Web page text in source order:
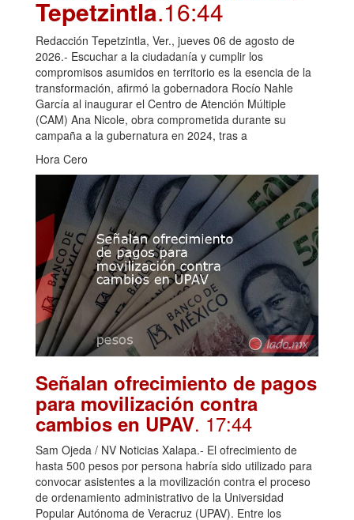
Tepetzintla.16:44
Redacción Tepetzintla, Ver., jueves 06 de agosto de
2026.- Escuchar a la ciudadanía y cumplir los
compromisos asumidos en territorio es la esencia de la
transformación, afirmó la gobernadora Rocío Nahle
García al inaugurar el Centro de Atención Múltiple
(CAM) Ana Nicole, obra comprometida durante su
campaña a la gubernatura en 2024, tras a
Hora Cero
Señalan ofrecimiento de pagos
para movilización contra
cambios en UPAV. 17:44
Sam Ojeda / NV Noticias Xalapa.- El ofrecimiento de
hasta 500 pesos por persona habría sido utilizado para
convocar asistentes a la movilización contra el proceso
de ordenamiento administrativo de la Universidad
Popular Autónoma de Veracruz (UPAV). Entre los